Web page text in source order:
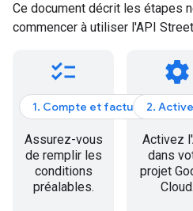
Ce document décrit les étapes
commencer à utiliser l'API
checklist
1. Compte et facturation
Assurez-vous
de remplir les
conditions
préalables.
settings
2.
Activez
dans
projet
Cloud.